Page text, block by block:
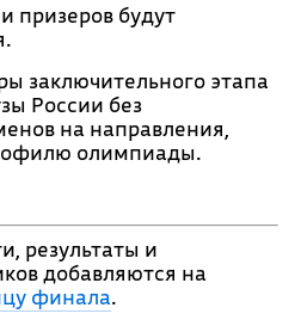
призеров будут
заключительного этапа
России без
на направления,
олимпиады.
результаты и
добавляются на
финала.